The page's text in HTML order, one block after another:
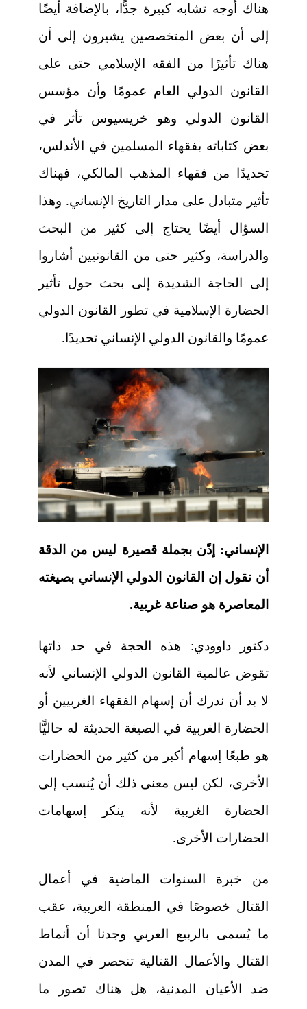
هناك أوجه تشابه كبيرة جدًّا، بالإضافة أيضًا
إلى أن بعض المتخصصين يشيرون إلى أن
هناك تأثيرًا من الفقه الإسلامي حتى على
القانون الدولي العام عمومًا وأن مؤسس
القانون الدولي وهو خريسيوس تأثر في
بعض كتاباته بفقهاء المسلمين في الأندلس،
تحديدًا من فقهاء المذهب المالكي، فهناك
تأثير متبادل على مدار التاريخ الإنساني. وهذا
السؤال أيضًا يحتاج إلى كثير من البحث
والدراسة، وكثير حتى من القانونيين أشاروا
إلى الحاجة الشديدة إلى بحث حول تأثير
الحضارة الإسلامية في تطور القانون الدولي
عمومًا والقانون الدولي الإنساني تحديدًا.
الإنساني:
إذًن بجملة قصيرة ليس من الدقة
أن نقول إن القانون الدولي الإنساني بصيغته
المعاصرة هو صناعة غربية.
دكتور داوودي: هذه الحجة في حد ذاتها
تقوض عالمية القانون الدولي الإنساني لأنه
لا بد أن ندرك أن إسهام الفقهاء الغربيين أو
الحضارة الغربية في الصيغة الحديثة له حاليًّا
هو طبعًا إسهام أكبر من كثير من الحضارات
الأخرى، لكن ليس معنى ذلك أن يُنسب إلى
الحضارة الغربية لأنه ينكر إسهامات
الحضارات الأخرى.
من خبرة السنوات الماضية في أعمال
القتال خصوصًا في المنطقة العربية، عقب
ما يُسمى بالربيع العربي وجدنا أن أنماط
القتال والأعمال القتالية تنحصر في المدن
ضد الأعيان المدنية، هل هناك تصور ما